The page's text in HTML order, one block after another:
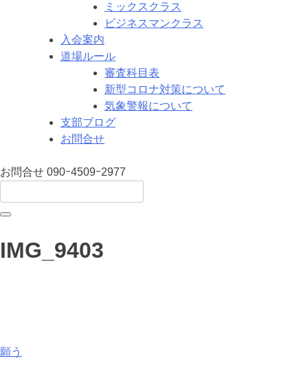
ミックスクラス
ビジネスマンクラス
入会案内
道場ルール
審査科目表
新型コロナ対策について
気象警報について
支部ブログ
お問合せ
お問合せ 090ｰ4509ｰ2977
IMG_9403
投
願う